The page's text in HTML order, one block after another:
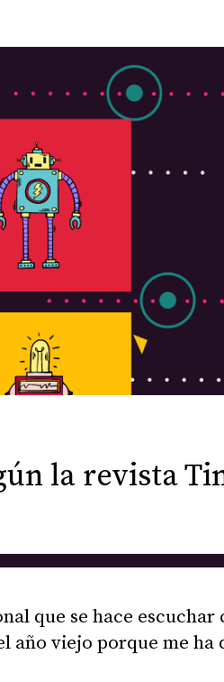
la revista
que se hace
año viejo porque me ha